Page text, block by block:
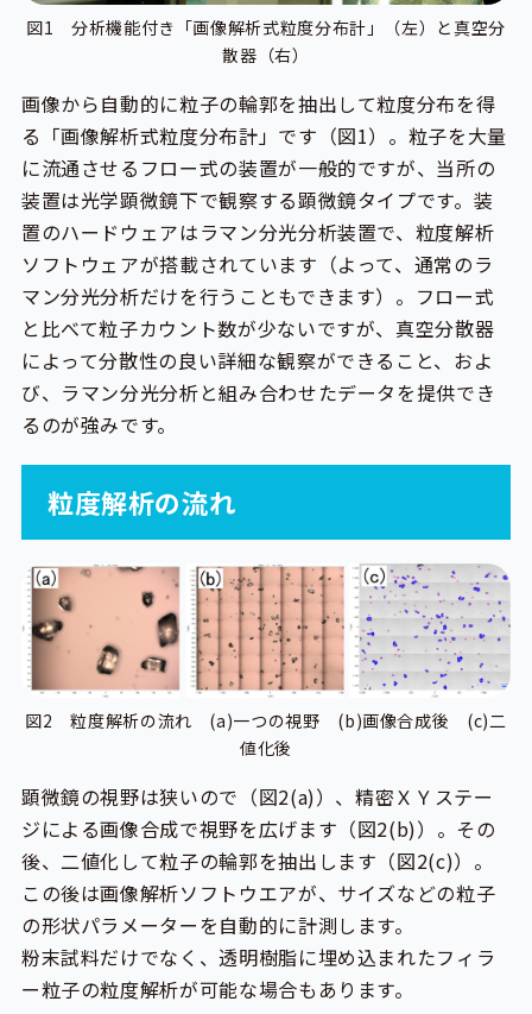
図1 分析機能付き「画像解析式粒度分布計」（左）と真空分
散器（右）
画像から自動的に粒子の輪郭を抽出して粒度分布を得
る「画像解析式粒度分布計」です（図1）。粒子を大量
に流通させるフロー式の装置が一般的ですが、当所の
装置は光学顕微鏡下で観察する顕微鏡タイプです。装
置のハードウェアはラマン分光分析装置で、粒度解析
ソフトウェアが搭載されています（よって、通常のラ
マン分光分析だけを行うこともできます）。フロー式
と比べて粒子カウント数が少ないですが、真空分散器
によって分散性の良い詳細な観察ができること、およ
び、ラマン分光分析と組み合わせたデータを提供でき
るのが強みです。
粒度解析の流れ
図2 粒度解析の流れ (a)一つの視野 (b)画像合成後 (c)二
値化後
顕微鏡の視野は狭いので（図2(a)）、精密ＸＹステー
ジによる画像合成で視野を広げます（図2(b)）。その
後、二値化して粒子の輪郭を抽出します（図2(c)）。
この後は画像解析ソフトウエアが、サイズなどの粒子
の形状パラメーターを自動的に計測します。
粉末試料だけでなく、透明樹脂に埋め込まれたフィラ
ー粒子の粒度解析が可能な場合もあります。